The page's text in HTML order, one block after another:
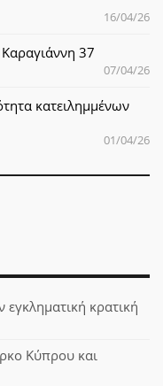
16/04/26
37
07/04/26
κατειλημμένων
01/04/26
κρατική
Κύπρου και